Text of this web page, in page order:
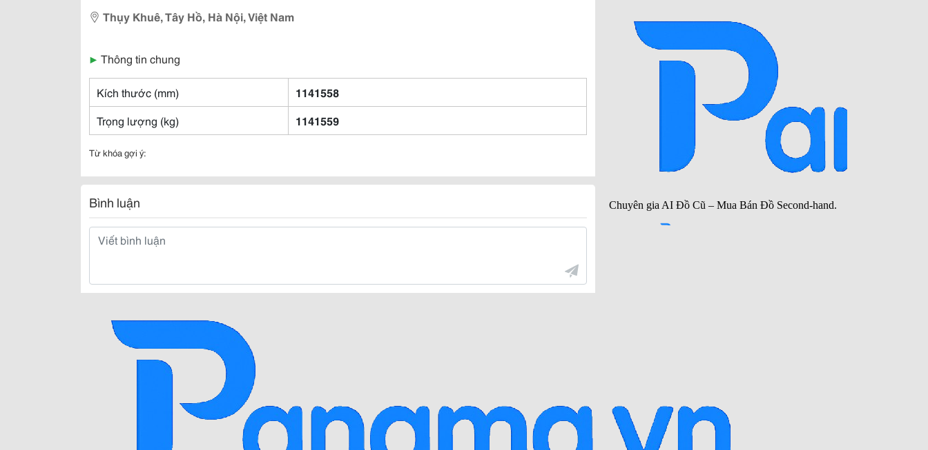
Thụy Khuê, Tây Hồ, Hà Nội, Việt Nam
▶ Thông tin chung
Kích thước (mm)
1141558
Trọng lượng (kg)
1141559
Từ khóa gợi ý:
Bình luận